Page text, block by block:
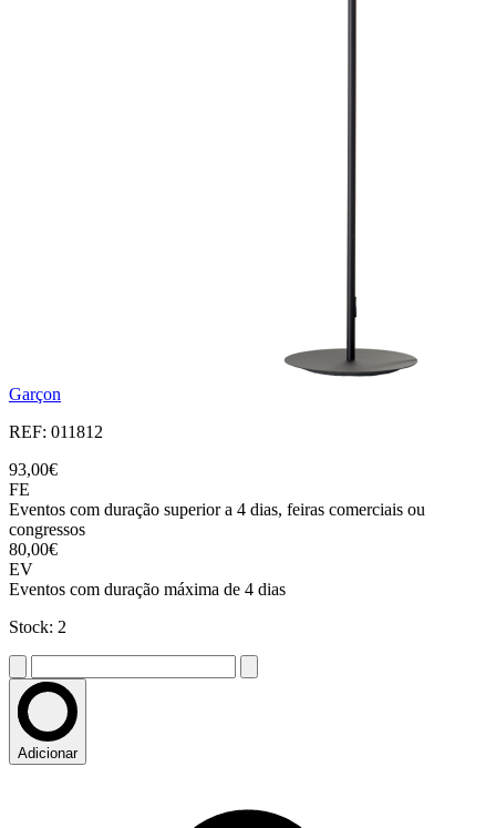
Garçon
REF: 011812
93,00€
FE
Eventos com duração superior a 4 dias, feiras comerciais ou
congressos
80,00€
EV
Eventos com duração máxima de 4 dias
Stock: 2
Adicionar